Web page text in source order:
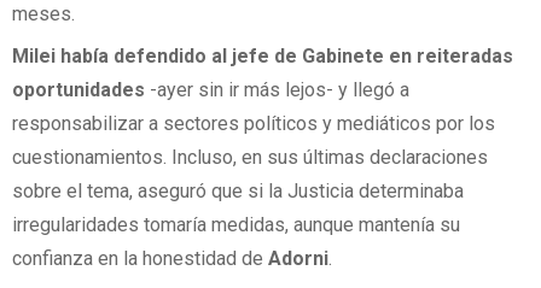
meses.
Milei había defendido al jefe de Gabinete en reiteradas
oportunidades -ayer sin ir más lejos- y llegó a
responsabilizar a sectores políticos y mediáticos por los
cuestionamientos. Incluso, en sus últimas declaraciones
sobre el tema, aseguró que si la Justicia determinaba
irregularidades tomaría medidas, aunque mantenía su
confianza en la honestidad de Adorni.